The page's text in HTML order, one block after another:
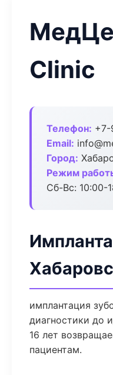
Clinic
Телефон: +7-
Email:
Город:
Режим
Сб-Вс: 10:00-
имплантация
диагностики до
16 лет
пациентам.